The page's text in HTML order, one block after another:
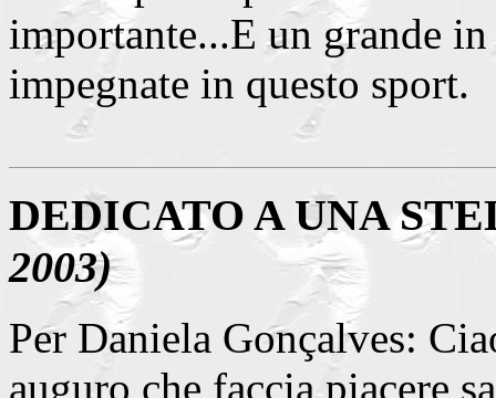
importante...E un grande
impegnate in questo sport.
DEDICATO A UNA
2003)
Per Daniela Gonçalves:
auguro che faccia piacere